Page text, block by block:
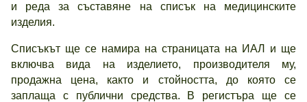
и реда за съставяне на списък на медицинските
изделия.
Списъкът ще се намира на страницата на ИАЛ и ще
включва вида на изделието, производителя му,
продажна цена, както и стойността, до която се
заплаща с публични средства. В регистъра ще се